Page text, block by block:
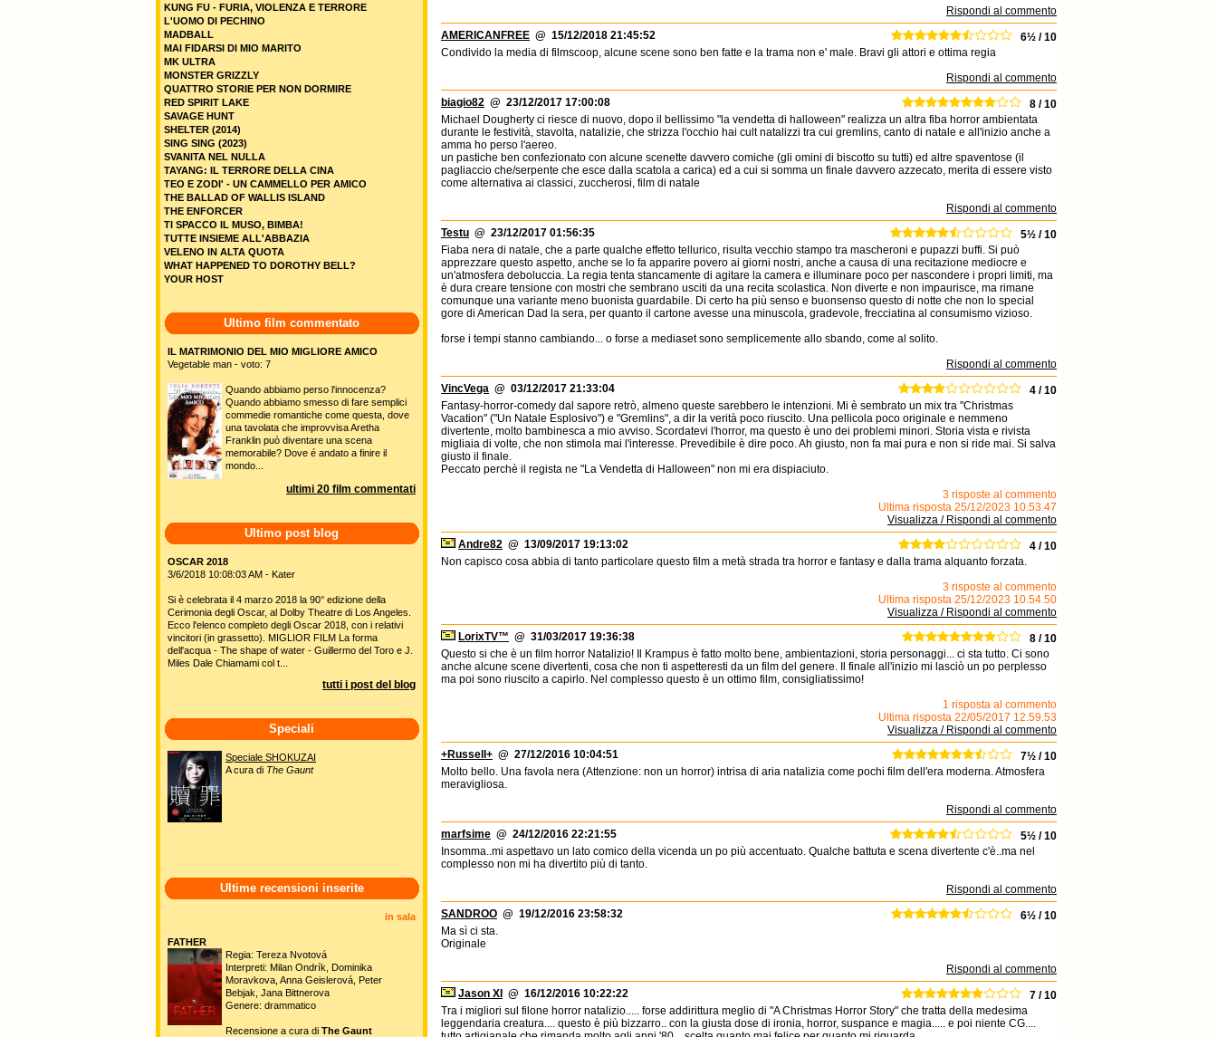
Rispondi al commento
AMERICANFREE @ 15/12/2018 21:45:52
6½ / 10
Condivido la media di filmscoop, alcune scene sono ben fatte e la trama non e' male. Bravi gli attori e ottima regia
Rispondi al commento
biagio82 @ 23/12/2017 17:00:08
8 / 10
Michael Dougherty ci riesce di nuovo, dopo il bellissimo "la vendetta di halloween" realizza un altra fiba horror ambientata
durante le festività, stavolta, natalizie, che strizza l'occhio hai cult natalizzi tra cui gremlins, canto di natale e all'inizio anche a
amma ho perso l'aereo.
un pastiche ben confezionato con alcune scenette davvero comiche (gli omini di biscotto su tutti) ed altre spaventose (il
pagliaccio che/serpente che esce dalla scatola a carica) ed a cui si somma un finale davvero azzecato, merita di essere visto
come alternativa ai classici, zuccherosi, film di natale
Rispondi al commento
Testu @ 23/12/2017 01:56:35
5½ / 10
Fiaba nera di natale, che a parte qualche effetto tellurico, risulta vecchio stampo tra mascheroni e pupazzi buffi. Si può
apprezzare questo aspetto, anche se lo fa apparire povero ai giorni nostri, anche a causa di una recitazione mediocre e
un'atmosfera deboluccia. La regia tenta stancamente di agitare la camera e illuminare poco per nascondere i propri limiti, ma
è dura creare tensione con mostri che sembrano usciti da una recita scolastica. Non diverte e non impaurisce, ma rimane
comunque una variante meno buonista guardabile. Di certo ha più senso e buonsenso questo di notte che non lo special
gore di American Dad la sera, per quanto il cartone avesse una minuscola, gradevole, frecciatina al consumismo vizioso.
forse i tempi stanno cambiando... o forse a mediaset sono semplicemente allo sbando, come al solito.
Rispondi al commento
VincVega @ 03/12/2017 21:33:04
4 / 10
Fantasy-horror-comedy dal sapore retrò, almeno queste sarebbero le intenzioni. Mi è sembrato un mix tra "Christmas
Vacation" ("Un Natale Esplosivo") e "Gremlins", a dir la verità poco riuscito. Una pellicola poco originale e nemmeno
divertente, molto bambinesca a mio avviso. Scordatevi l'horror, ma questo è uno dei problemi minori. Storia vista e rivista
migliaia di volte, che non stimola mai l'interesse. Prevedibile è dire poco. Ah giusto, non fa mai pura e non si ride mai. Si salva
giusto il finale.
Peccato perchè il regista ne "La Vendetta di Halloween" non mi era dispiaciuto.
3 risposte al commento
Ultima risposta 25/12/2023 10.53.47
Visualizza / Rispondi al commento
Andre82 @ 13/09/2017 19:13:02
4 / 10
Non capisco cosa abbia di tanto particolare questo film a metà strada tra horror e fantasy e dalla trama alquanto forzata.
3 risposte al commento
Ultima risposta 25/12/2023 10.54.50
Visualizza / Rispondi al commento
LorixTV™ @ 31/03/2017 19:36:38
8 / 10
Questo si che è un film horror Natalizio! Il Krampus è fatto molto bene, ambientazioni, storia personaggi... ci sta tutto. Ci sono
anche alcune scene divertenti, cosa che non ti aspetteresti da un film del genere. Il finale all'inizio mi lasciò un po perplesso
ma poi sono riuscito a capirlo. Nel complesso questo è un ottimo film, consigliatissimo!
1 risposta al commento
Ultima risposta 22/05/2017 12.59.53
Visualizza / Rispondi al commento
+Russell+ @ 27/12/2016 10:04:51
7½ / 10
Molto bello. Una favola nera (Attenzione: non un horror) intrisa di aria natalizia come pochi film dell'era moderna. Atmosfera
meravigliosa.
Rispondi al commento
marfsime @ 24/12/2016 22:21:55
5½ / 10
Insomma..mi aspettavo un lato comico della vicenda un po più accentuato. Qualche battuta e scena divertente c'è..ma nel
complesso non mi ha divertito più di tanto.
Rispondi al commento
SANDROO @ 19/12/2016 23:58:32
6½ / 10
Ma sì ci sta.
Originale
Rispondi al commento
Jason XI
@ 16/12/2016 10:22:22
7 / 10
Tra i migliori sul filone horror natalizio..... forse addirittura meglio di "A Christmas Horror Story" che tratta della medesima
leggendaria creatura.... questo è più bizzarro.. con la giusta dose di ironia, horror, suspance e magia..... e poi niente CG....
KUNG FU - FURIA, VIOLENZA E TERRORE
L'UOMO DI PECHINO
MADBALL
MAI FIDARSI DI MIO MARITO
MK ULTRA
MONSTER GRIZZLY
QUATTRO STORIE PER NON DORMIRE
RED SPIRIT LAKE
SAVAGE HUNT
SHELTER (2014)
SING SING (2023)
SVANITA NEL NULLA
TAYANG: IL TERRORE DELLA CINA
TEO E ZODI' - UN CAMMELLO PER AMICO
THE BALLAD OF WALLIS ISLAND
THE ENFORCER
TI SPACCO IL MUSO, BIMBA!
TUTTE INSIEME ALL'ABBAZIA
VELENO IN ALTA QUOTA
WHAT HAPPENED TO DOROTHY BELL?
YOUR HOST
Ultimo film commentato
IL MATRIMONIO DEL MIO MIGLIORE AMICO
Vegetable man - voto: 7
Quando abbiamo perso l'innocenza?
Quando abbiamo smesso di fare semplici
commedie romantiche come questa, dove
una tavolata che improvvisa Aretha
Franklin può diventare una scena
memorabile? Dove é andato a finire il
mondo...
ultimi 20 film commentati
Ultimo post blog
OSCAR 2018
3/6/2018 10:08:03 AM - Kater
Si è celebrata il 4 marzo 2018 la 90° edizione della
Cerimonia degli Oscar, al Dolby Theatre di Los Angeles.
Ecco l'elenco completo degli Oscar 2018, con i relativi
vincitori (in grassetto). MIGLIOR FILM La forma
dell'acqua - The shape of water - Guillermo del Toro e J.
Miles Dale Chiamami col t...
tutti i post del blog
Speciali
Speciale SHOKUZAI
A cura di The Gaunt
Ultime recensioni inserite
in sala
FATHER
Regia: Tereza Nvotová
Interpreti: Milan Ondrík, Dominika
Moravkova, Anna Geislerová, Peter
Bebjak, Jana Bittnerova
Genere: drammatico
Recensione a cura di The Gaunt